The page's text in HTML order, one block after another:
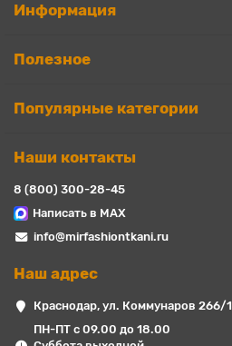
Информация
Полезное
Популярные категории
Наши контакты
8 (800) 300-28-45
Написать в MAX
info@mirfashiontkani.ru
Наш адрес
Краснодар, ул. Коммунаров 266/1
ПН-ПТ с 09.00 до 18.00